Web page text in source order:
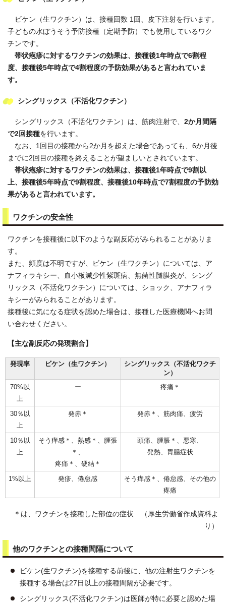
ビケン（生ワクチン）は、接種回数 1回、皮下注射を行います。
子どもの水ぼうそう予防接種（定期予防）でも使用しているワク
チンです。
帯状疱疹に対するワクチンの効果は、接種後1年時点で6割程
度、接種後5年時点で4割程度の予防効果があると言われていま
す。
シングリックス（不活化ワクチン）
シングリックス（不活化ワクチン）は、筋肉注射で、 2か月間隔
で2回接種を行います。
なお、1回目の接種から2か月を超えた場合であっても、6か月後
までに2回目の接種を終えることが望ましいとされています。
帯状疱疹に対するワクチンの効果は、接種後1年時点で9割以
上、接種後5年時点で9割程度、接種後10年時点で7割程度の予防効
果があると言われています。
ワクチンの安全性
ワクチンを接種後に以下のような副反応がみられることがありま
す。
また、頻度は不明ですが、ビケン（生ワクチン）については、ア
ナフィラキシー、血小板減少性紫斑病、無菌性髄膜炎が、シング
リックス（不活化ワクチン）については、ショック、アナフィラ
キシーがみられることがあります。
接種後に気になる症状を認めた場合は、接種した医療機関へお問
い合わせください。
【主な副反応の発現割合】
発現率 ビケン（生ワクチン）
シングリックス（不活化ワクチ
ン）
70%以
上
ー 疼痛＊
30％以
上
発赤＊ 発赤＊、筋肉痛、疲労
10％以
上
そう痒感＊、熱感＊、腫張
＊、
疼痛＊、硬結＊
頭痛、腫脹＊、悪寒、
発熱、胃腸症状
1%以上 発疹、倦怠感
そう痒感＊、倦怠感、その他の
疼痛
＊は、ワクチンを接種した部位の症状 （厚生労働省作成資料よ
り）
他のワクチンとの接種間隔について
ビケン(生ワクチン)を接種する前後に、他の注射生ワクチンを
接種する場合は27日以上の接種間隔が必要です。
シングリックス(不活化ワクチン)は医師が特に必要と認めた場